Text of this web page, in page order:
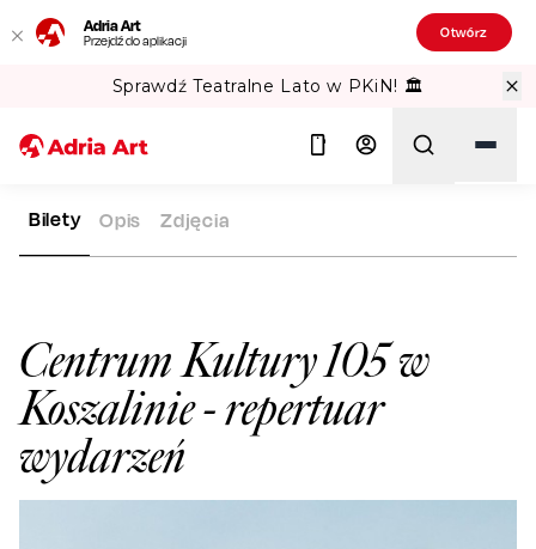
Adria Art
Przejdź do aplikacji Otwórz
Sprawdź Teatralne Lato w PKiN! 🏛️
ADRIA ART SALE WIDOWISKOWE
Centrum Kultury 105 w
Koszalinie- repertuar
wydarzeń
Bilety Opis Zdjęcia